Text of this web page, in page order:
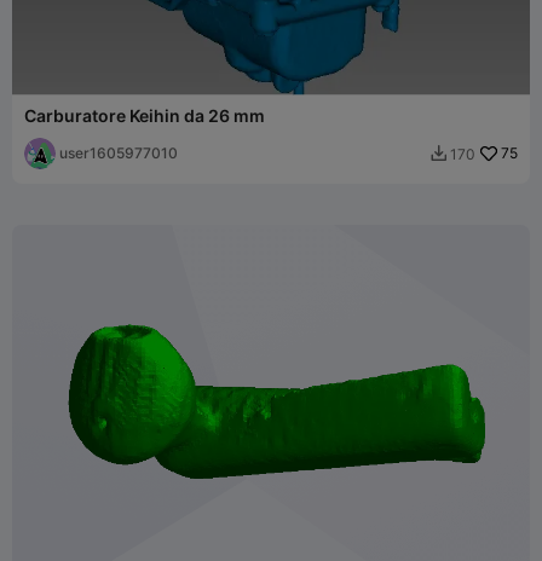
Carburatore Keihin da 26 mm
user1605977010  170 75